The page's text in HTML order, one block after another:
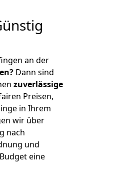
an der
Dann sind
zuverlässige
Preisen,
in Ihrem
wir über
nach
und
eine